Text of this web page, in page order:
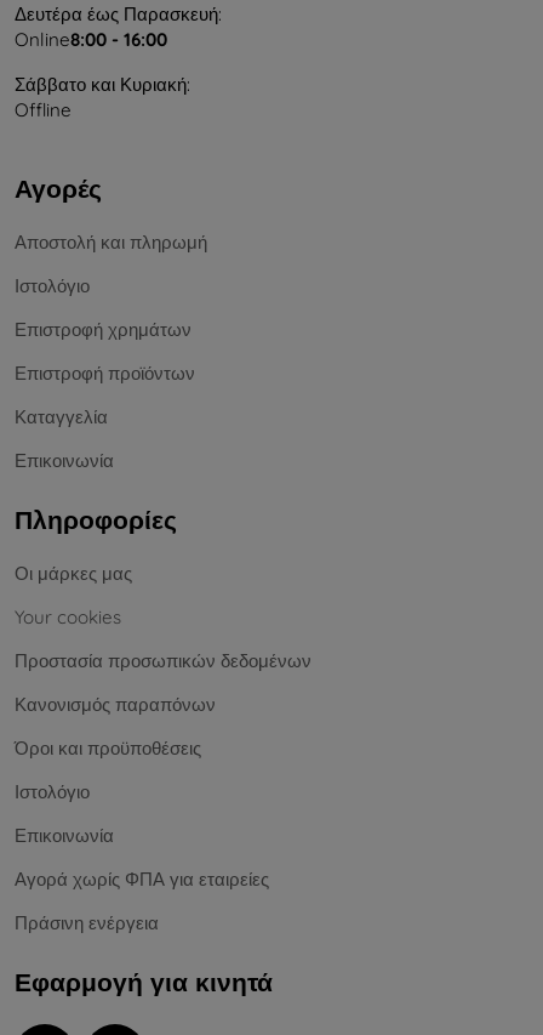
Δευτέρα έως Παρασκευή:
Online8:00 - 16:00
Σάββατο και Κυριακή:
Offline
Αγορές
Αποστολή και πληρωμή
Ιστολόγιο
Επιστροφή χρημάτων
Επιστροφή προϊόντων
Καταγγελία
Επικοινωνία
Πληροφορίες
Οι μάρκες μας
Your cookies
Προστασία προσωπικών δεδομένων
Κανονισμός παραπόνων
Όροι και προϋποθέσεις
Ιστολόγιο
Επικοινωνία
Αγορά χωρίς ΦΠΑ για εταιρείες
Πράσινη ενέργεια
Εφαρμογή για κινητά